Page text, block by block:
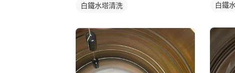
白鐵水塔清洗 白鐵